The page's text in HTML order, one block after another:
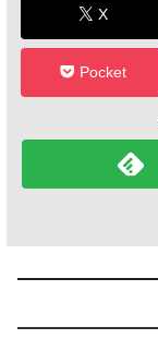
k
X
Pocket